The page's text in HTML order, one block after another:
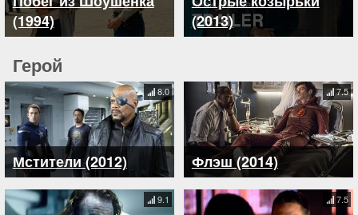
(1994)
(2013)
Герой
Мстители (2012)
8.0
Флэш (2014)
7.5
9.1 7.5